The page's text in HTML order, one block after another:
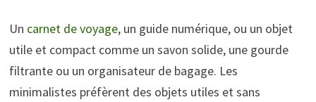
Un carnet de voyage, un guide numérique, ou un objet
utile et compact comme un savon solide, une gourde
filtrante ou un organisateur de bagage. Les
minimalistes préfèrent des objets utiles et sans